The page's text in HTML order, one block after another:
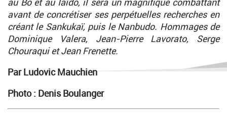
avant de concrétiser ses perpétuelles recherches en
créant le Sankukaï, puis le Nanbudo. Hommages de
Dominique Valera, Jean-Pierre Lavorato, Serge
Chouraqui et Jean Frenette.
Par Ludovic Mauchien
Photo : Denis Boulanger